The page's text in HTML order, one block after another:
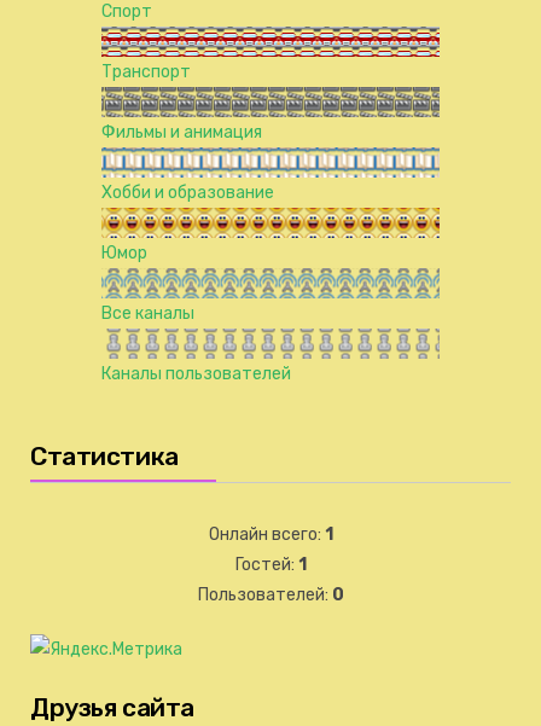
Спорт
Транспорт
Фильмы и анимация
Хобби и образование
Юмор
Все каналы
Каналы пользователей
Статистика
Онлайн всего: 1
Гостей: 1
Пользователей: 0
Друзья сайта